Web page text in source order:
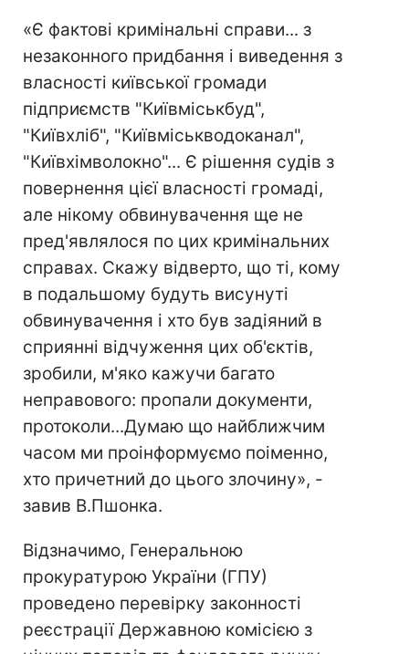
«Є фактові кримінальні справи... з
незаконного придбання і виведення з
власності київської громади
підприємств "Київміськбуд",
"Київхліб", "Київміськводоканал",
"Київхімволокно"... Є рішення судів з
повернення цієї власності громаді,
але нікому обвинувачення ще не
пред'являлося по цих кримінальних
справах. Скажу відверто, що ті, кому
в подальшому будуть висунуті
обвинувачення і хто був задіяний в
сприянні відчуження цих об'єктів,
зробили, м'яко кажучи багато
неправового: пропали документи,
протоколи...Думаю що найближчим
часом ми проінформуємо поіменно,
хто причетний до цього злочину», -
завив В.Пшонка.
Відзначимо, Генеральною
прокуратурою України (ГПУ)
проведено перевірку законності
реєстрації Державною комісією з